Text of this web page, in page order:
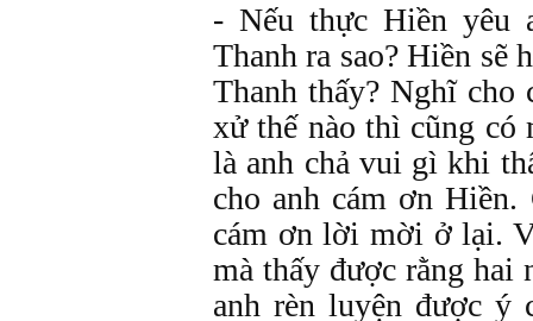
- Nếu thực Hiền yêu
Thanh ra sao? Hiền sẽ
Thanh thấy? Nghĩ cho
xử thế nào thì cũng
là anh chả vui gì khi
cho anh cám ơn
cám ơn lời mời ở lại.
mà thấy được rằng hai
anh rèn luyện được ý